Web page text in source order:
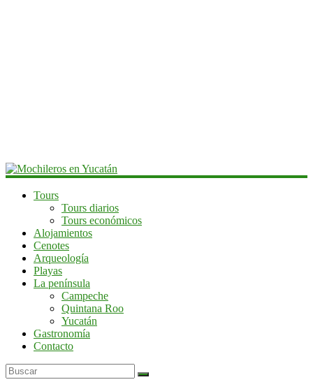
Mochileros
Yucatán
Yucatán
Tours
Tours diarios
Tours económicos
Alojamientos
Cenotes
Arqueología
Playas
La península
Campeche
Quintana Roo
Yucatán
Gastronomía
Contacto